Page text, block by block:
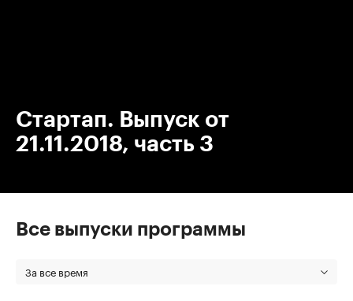
Стартап. Выпуск от
21.11.2018, часть 3
Все выпуски программы
За все время